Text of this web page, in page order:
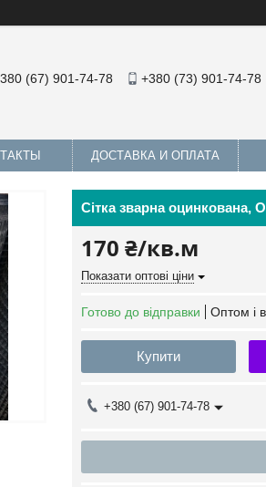
(67) 901-74-78 +380 (73) 901-74-78
ДОСТАВКА И ОПЛАТА
Сітка зварна оцинкована,
170 ₴/кв.м
Показати оптові ціни
Готово до відправки Оптом і
Купити
+380 (67) 901-74-78